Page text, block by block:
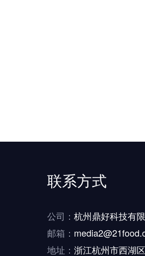
联系方式
公司： 杭州鼎好科技有
邮箱：
地址： 浙江杭州市西湖